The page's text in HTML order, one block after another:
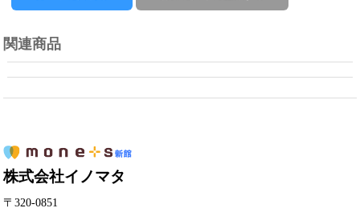
関連商品
株式会社イノマタ
〒320-0851